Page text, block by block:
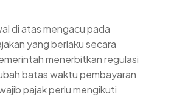
di atas mengacu pada
yang berlaku secara
menerbitkan regulasi
batas waktu pembayaran
pajak perlu mengikuti